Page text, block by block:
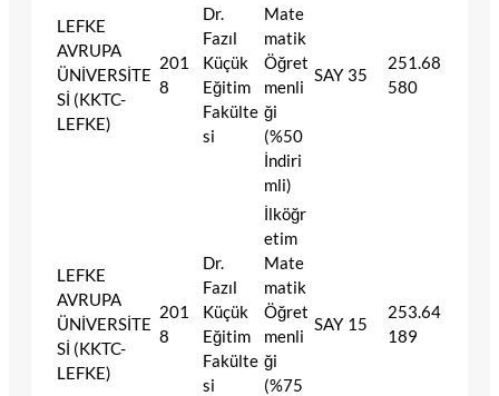
LEFKE
AVRUPA
ÜNİVERSİTE
Sİ (KKTC-
LEFKE)
201
8
Dr.
Fazıl
Küçük
Eğitim
Fakülte
si
Mate
matik
Öğret
menli
ği
(%50
İndiri
mli)
SAY 35
251.68
580
LEFKE
AVRUPA
ÜNİVERSİTE
Sİ (KKTC-
LEFKE)
201
8
Dr.
Fazıl
Küçük
Eğitim
Fakülte
si
İlköğr
etim
Mate
matik
Öğret
menli
ği
(%75
SAY 15
253.64
189